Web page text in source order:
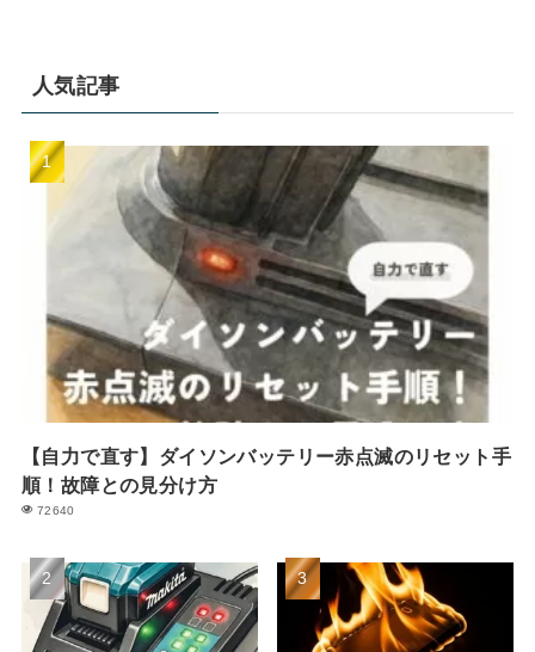
人気記事
【自力で直す】ダイソンバッテリー赤点滅のリセット手
順！故障との見分け方
72640